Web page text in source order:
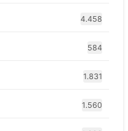
4.458
584
1.831
1.560